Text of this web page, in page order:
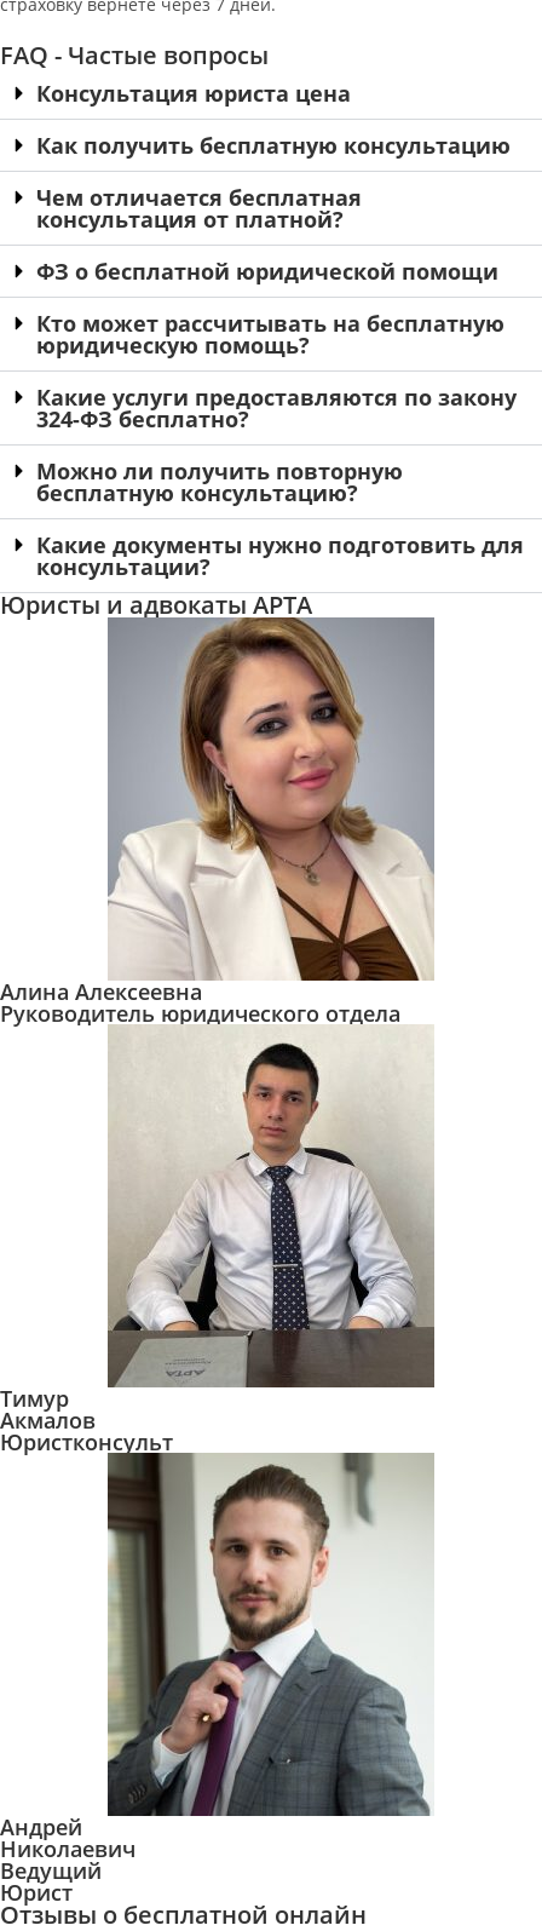
FAQ - Частые вопросы
Консультация юриста цена
Как получить бесплатную консультацию
Чем отличается бесплатная
консультация от платной?
ФЗ о бесплатной юридической помощи
Кто может рассчитывать на бесплатную
юридическую помощь?
Какие услуги предоставляются по закону
324-ФЗ бесплатно?
Можно ли получить повторную
бесплатную консультацию?
Какие документы нужно подготовить для
консультации?
Юристы и адвокаты АРТА
Алина Алексеевна
Руководитель юридического отдела
Тимур
Акмалов
Юристконсульт
Андрей
Николаевич
Ведущий
Юрист
Отзывы о бесплатной онлайн